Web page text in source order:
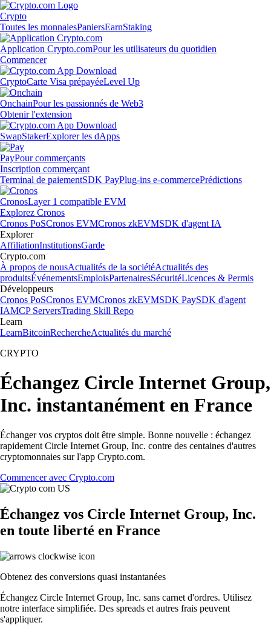
Crypto
Toutes les monnaiesPaniersEarnStaking
Application Crypto.comPour les utilisateurs du quotidien
Commencer
CryptoCarte Visa prépayéeLevel Up
OnchainPour les passionnés de Web3
Obtenir l'extension
SwapStakerExplorer les dApps
PayPour commerçants
Inscription commerçant
Terminal de paiementSDK PayPlug-ins e-commercePrédictions
CronosLayer 1 compatible EVM
Explorez Cronos
Cronos PoSCronos EVMCronos zkEVMSDK d'agent IA
Explorer
AffiliationInstitutionsGarde
Crypto.com
À propos de nousActualités de la sociétéActualités des
produitsÉvénementsEmploisPartenairesSécuritéLicences & Permis
Développeurs
Cronos PoSCronos EVMCronos zkEVMSDK PaySDK d'agent
IAMCP ServersTrading Skill Repo
Learn
LearnBitcoinRechercheActualités du marché
CRYPTO
Échangez Circle Internet Group,
Inc. instantanément en France
Échanger vos cryptos doit être simple. Bonne nouvelle : échangez
rapidement Circle Internet Group, Inc. contre des centaines d'autres
cryptomonnaies sur l'app Crypto.com.
Commencer avec Crypto.com
Échangez vos Circle Internet Group, Inc.
en toute liberté en France
Obtenez des conversions quasi instantanées
Échangez Circle Internet Group, Inc. sans carnet d'ordres. Utilisez
notre interface simplifiée. Des spreads et autres frais peuvent
s'appliquer.